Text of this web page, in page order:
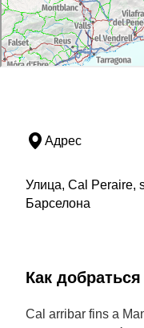
Адрес
Улица, Cal Peraire,
Барселона
Как добраться
Cal arribar fins a